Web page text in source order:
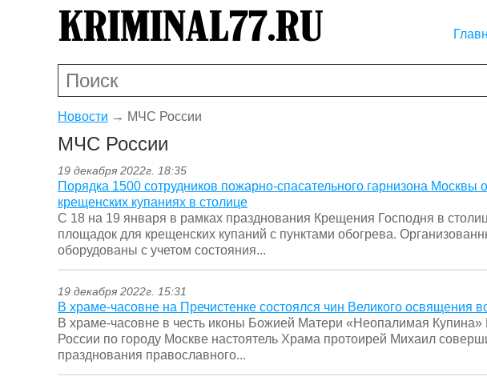
Новости → МЧС России
МЧС России
19 декабря 2022г. 18:35
Порядка 1500 сотрудников пожарно-спасательного гарнизона Москвы
крещенских купаниях в столице
С 18 на 19 января в рамках празднования Крещения Господня в
площадок для крещенских купаний с пунктами обогрева.
оборудованы с учетом состояния...
19 декабря 2022г. 15:31
В храме-часовне на Пречистенке состоялся чин Великого освящения
В храме-часовне в честь иконы Божией Матери «Неопалимая
России по городу Москве настоятель Храма протоирей Михаил
празднования православного...